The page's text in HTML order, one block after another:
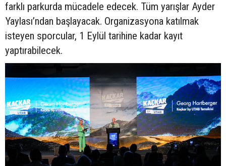
farklı parkurda mücadele edecek. Tüm yarışlar Ayder
Yaylası’ndan başlayacak. Organizasyona katılmak
isteyen sporcular, 1 Eylül tarihine kadar kayıt
yaptırabilecek.